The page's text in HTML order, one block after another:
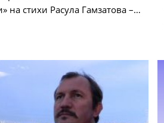
на стихи Расула Гамзатова –…